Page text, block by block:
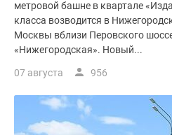
поселки
водоема
Коттеджные
метровой башне в квартале
класса возводится в
Москвы вблизи Перовского
«Нижегородская». Новый...
07 августа 956